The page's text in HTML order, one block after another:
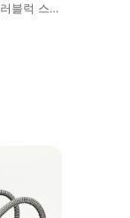
블럭 스포